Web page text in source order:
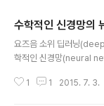
수학적인 신경망의
요즈음 소위 딥러닝
학적인 신경망(neural
성하는 가장 기본적인 단
1 1 2015. 7. 3.